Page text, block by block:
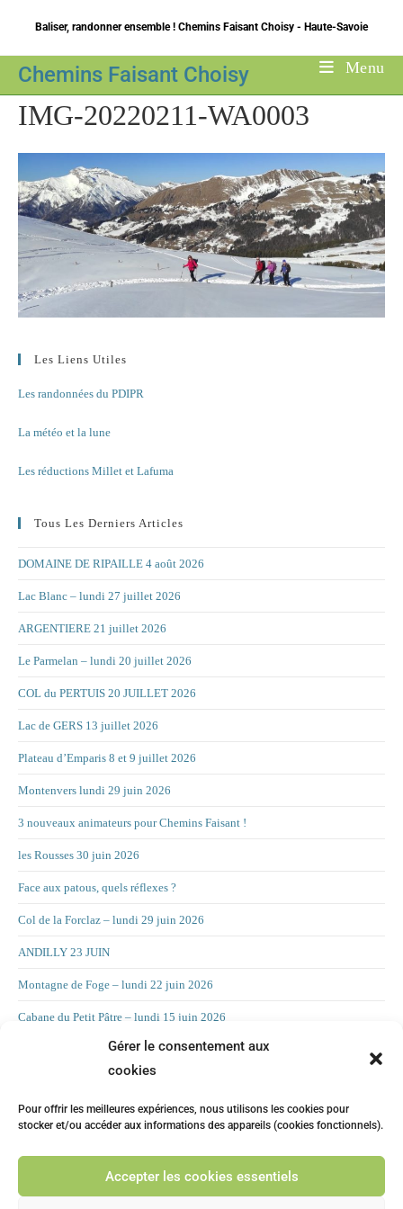
Gérer le consentement aux
cookies
Pour offrir les meilleures expériences, nous utilisons les cookies pour
stocker et/ou accéder aux informations des appareils (cookies fonctionnels).
Accepter les cookies essentiels
content
Baliser, randonner ensemble ! Chemins Faisant Choisy - Haute-Savoie
Chemins Faisant Choisy Menu
IMG-20220211-WA0003
Les Liens Utiles
Les randonnées du PDIPR
La météo et la lune
Les réductions Millet et Lafuma
Tous Les Derniers Articles
DOMAINE DE RIPAILLE 4 août 2026
Lac Blanc – lundi 27 juillet 2026
ARGENTIERE 21 juillet 2026
Le Parmelan – lundi 20 juillet 2026
COL du PERTUIS 20 JUILLET 2026
Lac de GERS 13 juillet 2026
Plateau d’Emparis 8 et 9 juillet 2026
Montenvers lundi 29 juin 2026
3 nouveaux animateurs pour Chemins Faisant !
les Rousses 30 juin 2026
Face aux patous, quels réflexes ?
Col de la Forclaz – lundi 29 juin 2026
ANDILLY 23 JUIN
Montagne de Foge – lundi 22 juin 2026
Cabane du Petit Pâtre – lundi 15 juin 2026
La Croix d’Allant – lundi 8 juin 2026
LA CHAMBOTTE
CHILLY 19 MAI Suite